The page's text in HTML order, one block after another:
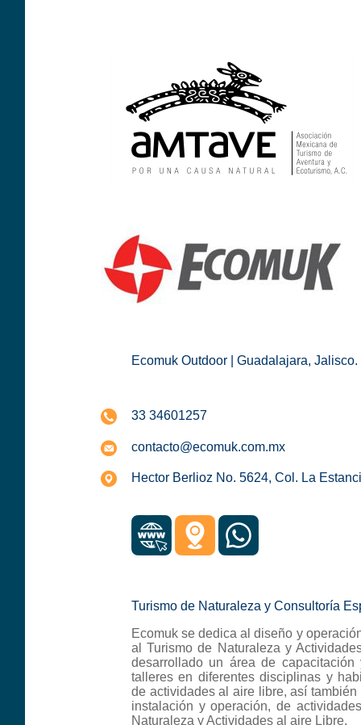
Ecomuk Outdoor | Guadalajara, Jalisco.
33 34601257
contacto@ecomuk.com.mx
Hector Berlioz No. 5624, Col. La
Turismo de Naturaleza y Consultoría
Ecomuk se dedica al diseño y
al Turismo de Naturaleza y
desarrollado un área de
talleres en diferentes disciplinas y
de actividades al aire libre, así
instalación y operación, de
Naturaleza y Actividades al aire Libre.